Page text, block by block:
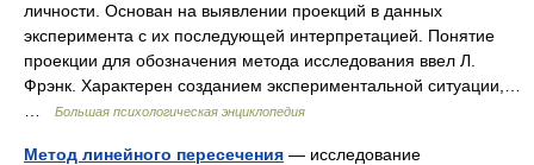
личности. Основан на выявлении проекций в данных
эксперимента с их последующей интерпретацией. Понятие
проекции для обозначения метода исследования ввел Л.
Фрэнк. Характерен созданием экспериментальной ситуации,…
Большая психологическая энциклопедия
Метод линейного пересечения — исследование